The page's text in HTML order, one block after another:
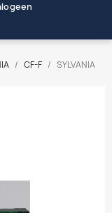
CF-F
SYLVANIA